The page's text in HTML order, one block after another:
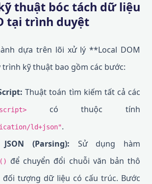
thuật bóc tách dữ liệu
tại trình duyệt
dựa trên lõi xử lý **Local DOM
kỹ thuật bao gồm các bước:
Thuật toán tìm kiếm tất cả các
có thuộc tính
ld+json".
(Parsing): Sử dụng hàm
để chuyển đổi chuỗi văn bản thô
tượng dữ liệu có cấu trúc. Bước